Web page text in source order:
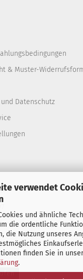
verwendet
und ähnliche
die ordentliche
die Nutzung unseres
finden Sie in
.
& Muster-
Datenschutz
digital.de